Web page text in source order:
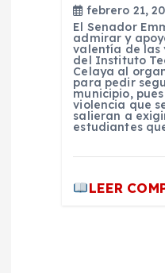
febrero 21,
El Senador
admirar y
valentía de las
del Instituto
Celaya al
para pedir
municipio,
violencia que
salieran a
estudiantes
LEER